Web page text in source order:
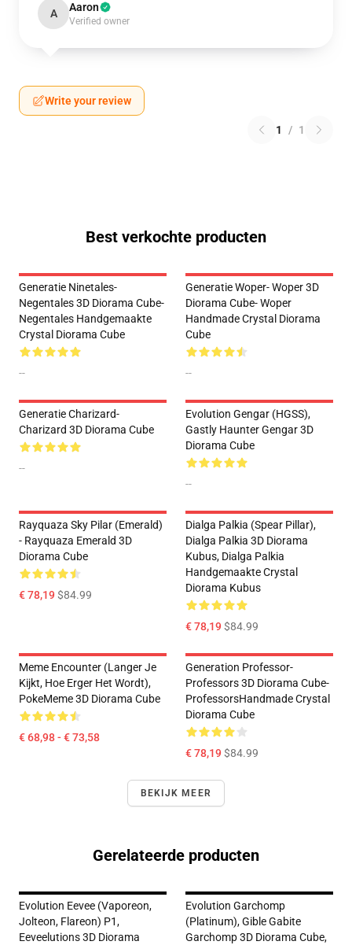
A Aaron
Verified owner
Write your review
1 / 1
Best verkochte producten
Generatie Ninetales-
Negentales 3D Diorama Cube-
Negentales Handgemaakte
Crystal Diorama Cube
--
Generatie Woper- Woper 3D
Diorama Cube- Woper
Handmade Crystal Diorama
Cube
--
Generatie Charizard-
Charizard 3D Diorama Cube
--
Evolution Gengar (HGSS),
Gastly Haunter Gengar 3D
Diorama Cube
--
Rayquaza Sky Pilar (Emerald)
- Rayquaza Emerald 3D
Diorama Cube
€ 78,19$84.99
Dialga Palkia (Spear Pillar),
Dialga Palkia 3D Diorama
Kubus, Dialga Palkia
Handgemaakte Crystal
Diorama Kubus
€ 78,19$84.99
Meme Encounter (Langer Je
Kijkt, Hoe Erger Het Wordt),
PokeMeme 3D Diorama Cube
€ 68,98 - € 73,58
Generation Professor-
Professors 3D Diorama Cube-
ProfessorsHandmade Crystal
Diorama Cube
€ 78,19$84.99
BEKIJK MEER
Gerelateerde producten
Evolution Eevee (Vaporeon,
Jolteon, Flareon) P1,
Eeveelutions 3D Diorama
Evolution Garchomp
(Platinum), Gible Gabite
Garchomp 3D Diorama Cube,